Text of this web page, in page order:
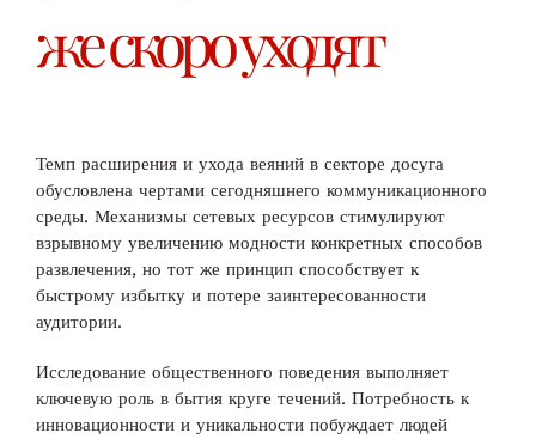
же скоро уходят
Темп расширения и ухода веяний в секторе досуга
обусловлена чертами сегодняшнего коммуникационного
среды. Механизмы сетевых ресурсов стимулируют
взрывному увеличению модности конкретных способов
развлечения, но тот же принцип способствует к
быстрому избытку и потере заинтересованности
аудитории.
Исследование общественного поведения выполняет
ключевую роль в бытия круге течений. Потребность к
инновационности и уникальности побуждает людей